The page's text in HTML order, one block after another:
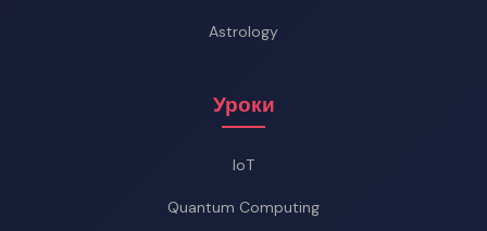
Astrology
Уроки
IoT
Quantum Computing